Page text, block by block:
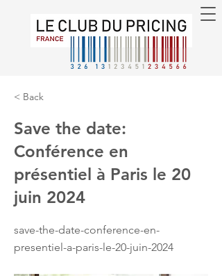
< Back
Save the date:
Conférence en
présentiel à Paris le 20
juin 2024
save-the-date-conference-en-
presentiel-a-paris-le-20-juin-2024